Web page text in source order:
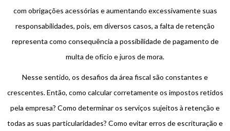
com obrigações acessórias e aumentando excessivamente suas
responsabilidades, pois, em diversos casos, a falta de retenção
representa como consequência a possibilidade de pagamento de
multa de ofício e juros de mora.
Nesse sentido, os desafios da área fiscal são constantes e
crescentes. Então, como calcular corretamente os impostos retidos
pela empresa? Como determinar os serviços sujeitos à retenção e
todas as suas particularidades? Como evitar erros de escrituração e